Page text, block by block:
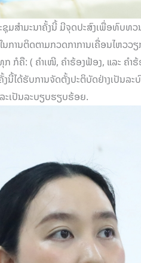
ມສຳມະນາຄັ້ງນີ້ ມີຈຸດປະສົງເພື່ອທົບ
ານຕິດຕາມກວດກາການເຄື່ອນໄຫວວ
ຄື: ( ຄຳເໜີ, ຄຳຮ້ອງຟ້ອງ, ແລະ ຄຳ
ໄດ້ຮັບການຈັດຕັ້ງປະຕິບັດຢ່າງເປັນ
ະເປັນລະບຽບຮຽບຮ້ອຍ.